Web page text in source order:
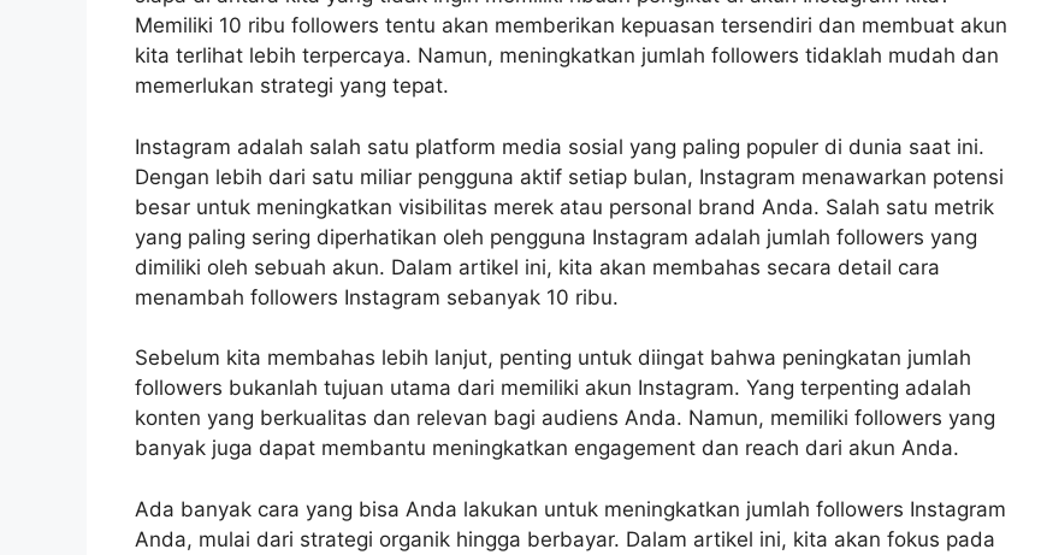
Memiliki 10 ribu followers tentu akan memberikan kepuasan tersendiri dan membuat akun
kita terlihat lebih terpercaya. Namun, meningkatkan jumlah followers tidaklah mudah dan
memerlukan strategi yang tepat.
Instagram adalah salah satu platform media sosial yang paling populer di dunia saat ini.
Dengan lebih dari satu miliar pengguna aktif setiap bulan, Instagram menawarkan potensi
besar untuk meningkatkan visibilitas merek atau personal brand Anda. Salah satu metrik
yang paling sering diperhatikan oleh pengguna Instagram adalah jumlah followers yang
dimiliki oleh sebuah akun. Dalam artikel ini, kita akan membahas secara detail cara
menambah followers Instagram sebanyak 10 ribu.
Sebelum kita membahas lebih lanjut, penting untuk diingat bahwa peningkatan jumlah
followers bukanlah tujuan utama dari memiliki akun Instagram. Yang terpenting adalah
konten yang berkualitas dan relevan bagi audiens Anda. Namun, memiliki followers yang
banyak juga dapat membantu meningkatkan engagement dan reach dari akun Anda.
Ada banyak cara yang bisa Anda lakukan untuk meningkatkan jumlah followers Instagram
Anda, mulai dari strategi organik hingga berbayar. Dalam artikel ini, kita akan fokus pada